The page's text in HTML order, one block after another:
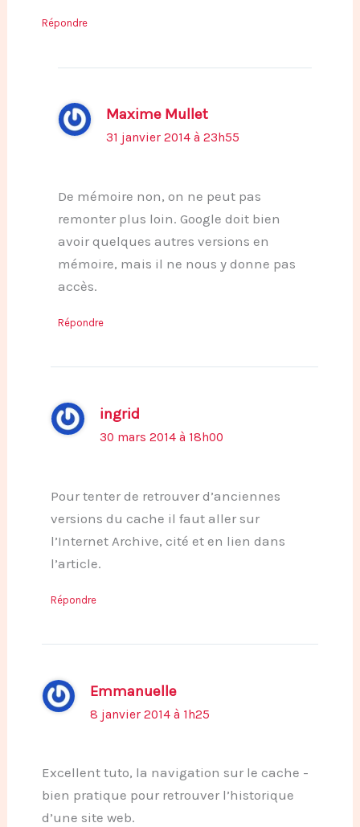
Répondre
Maxime Mullet
31 janvier 2014 à 23h55
De mémoire non, on ne peut pas
remonter plus loin. Google doit bien
avoir quelques autres versions en
mémoire, mais il ne nous y donne pas
accès.
Répondre
ingrid
30 mars 2014 à 18h00
Pour tenter de retrouver d’anciennes
versions du cache il faut aller sur
l’Internet Archive, cité et en lien dans
l’article.
Répondre
Emmanuelle
8 janvier 2014 à 1h25
Excellent tuto, la navigation sur le cache -
bien pratique pour retrouver l’historique
d’une site web.